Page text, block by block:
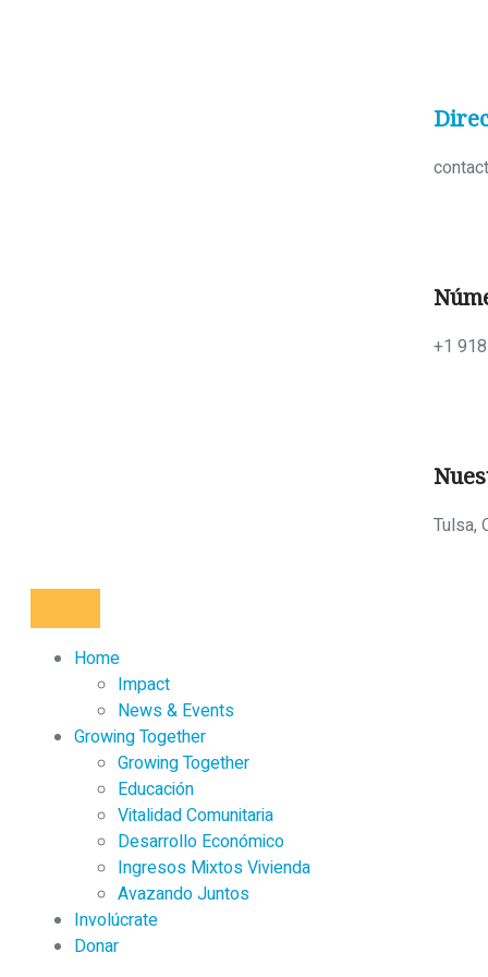
+1
Tulsa,
Home
Impact
News & Events
Growing Together
Growing Together
Educación
Vitalidad Comunitaria
Desarrollo Económico
Ingresos Mixtos Vivienda
Avazando Juntos
Involúcrate
Donar